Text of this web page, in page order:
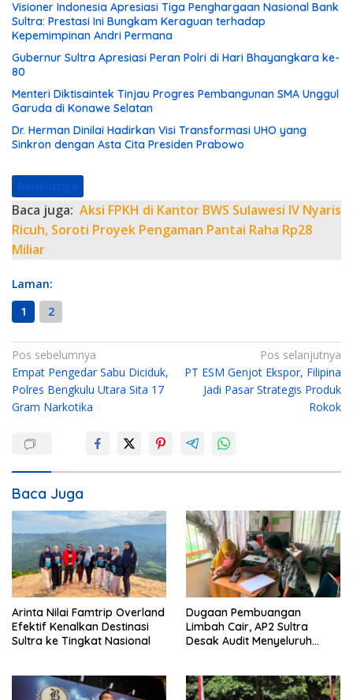
Visioner Indonesia Apresiasi Tiga Penghargaan Nasional Bank
Sultra: Prestasi Ini Bungkam Keraguan terhadap
Kepemimpinan Andri Permana
Gubernur Sultra Apresiasi Peran Polri di Hari Bhayangkara ke-
80
Menteri Diktisaintek Tinjau Progres Pembangunan SMA Unggul
Garuda di Konawe Selatan
Dr. Herman Dinilai Hadirkan Visi Transformasi UHO yang
Sinkron dengan Asta Cita Presiden Prabowo
Berikutnya
Baca juga: Aksi FPKH di Kantor BWS Sulawesi IV Nyaris
Ricuh, Soroti Proyek Pengaman Pantai Raha Rp28
Miliar
Laman:
1
2
N
a
v
a
s
i
p
o
s
Pos sebelumnya
Empat Pengedar Sabu Diciduk,
Polres Bengkulu Utara Sita 17
Gram Narkotika
Pos selanjutnya
PT ESM Genjot Ekspor, Filipina
Jadi Pasar Strategis Produk
Rokok
Baca Juga
Arinta Nilai Famtrip Overland
Efektif Kenalkan Destinasi
Sultra ke Tingkat Nasional
Dugaan Pembuangan
Limbah Cair, AP2 Sultra
Desak Audit Menyeluruh
Hukum